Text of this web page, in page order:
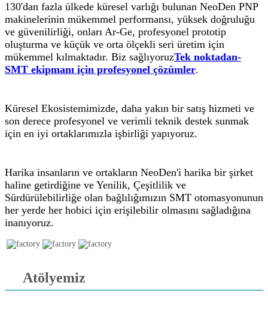
130'dan fazla ülkede küresel varlığı bulunan NeoDen PNP
makinelerinin mükemmel performansı, yüksek doğruluğu
ve güvenilirliği, onları Ar-Ge, profesyonel prototip
oluşturma ve küçük ve orta ölçekli seri üretim için
mükemmel kılmaktadır. Biz sağlıyoruzTek noktadan-
SMT ekipmanı için profesyonel çözümler.
Küresel Ekosistemimizde, daha yakın bir satış hizmeti ve
son derece profesyonel ve verimli teknik destek sunmak
için en iyi ortaklarımızla işbirliği yapıyoruz.
Harika insanların ve ortakların NeoDen'i harika bir şirket
haline getirdiğine ve Yenilik, Çeşitlilik ve
Sürdürülebilirliğe olan bağlılığımızın SMT otomasyonunun
her yerde her hobici için erişilebilir olmasını sağladığına
inanıyoruz.
Atölyemiz